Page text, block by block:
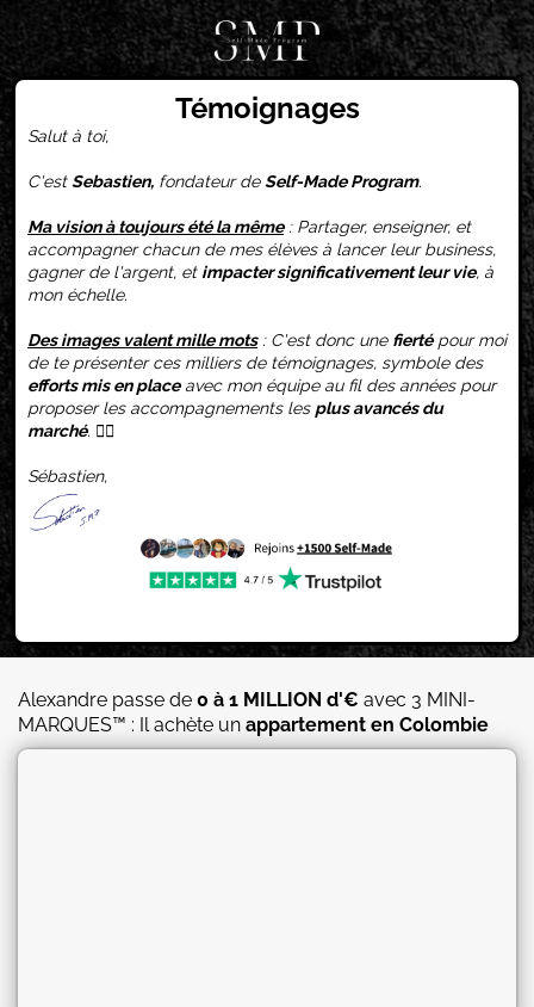
Témoignages
Salut à toi,
C'estSebastien, fondateur deSelf-Made Program.
Ma vision à toujours été la même: Partager, enseigner, et
accompagner chacun de mes élèves à lancer leur business,
gagner de l'argent, et impacter significativement leur vie, à
mon échelle.
Des images valent mille mots: C'est donc une fiertépour moi
de te présenter ces milliers de témoignages, symbole des
efforts mis en placeavec mon équipe au fil des années pour
proposer les accompagnements les plus avancés du
marché. 🏴‍☠️
Sébastien,
Alexandre passe de 0 à 1 MILLION d'€ avec 3 MINI-
MARQUES™ : Il achète un appartement en Colombie